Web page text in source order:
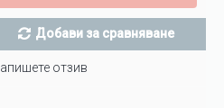
Добави за сравняване
отзив